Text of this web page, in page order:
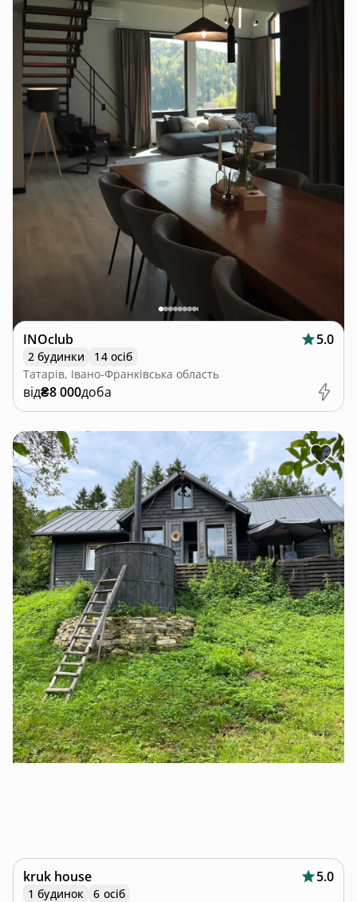
INOclub 5.0
2 будинки
14 осіб
Татарів, Івано-Франківська область
від₴8 000доба
kruk house 5.0
1 будинок
6 осіб